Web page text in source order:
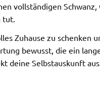
vollständigen
tut.
Zuhause zu schenken
bewusst, die ein
deine Selbstauskunft aus.